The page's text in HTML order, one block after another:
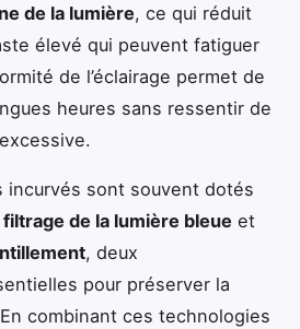
de la lumière, ce qui réduit
élevé qui peuvent fatiguer
de l’éclairage permet de
heures sans ressentir de
incurvés sont souvent dotés
filtrage de la lumière bleue et
, deux
pour préserver la
combinant ces technologies